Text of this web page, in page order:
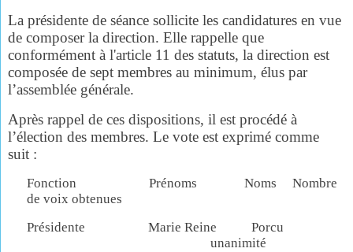
La présidente de séance sollicite les candidatures en vue
de composer la direction. Elle rappelle que
conformément à l'article 11 des statuts, la direction est
composée de sept membres au minimum, élus par
l’assemblée générale.
Après rappel de ces dispositions, il est procédé à
l’élection des membres. Le vote est exprimé comme
suit :
Fonction Prénoms Noms Nombre
de voix obtenues
Présidente Marie Reine Porcu
unanimité